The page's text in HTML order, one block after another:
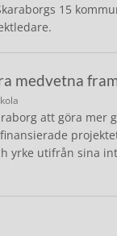
15
medvetna
att göra
yrke utifrån sina